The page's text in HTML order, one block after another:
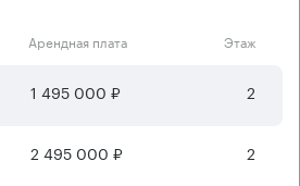
Арендная плата Этаж
1 495 000 ₽ 2
2 495 000 ₽ 2